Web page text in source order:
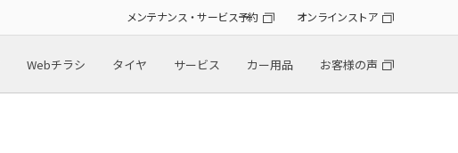
メンテナンス・サービス予約 オンラインストア
Webチラシ タイヤ サービス カー用品 お客様の声